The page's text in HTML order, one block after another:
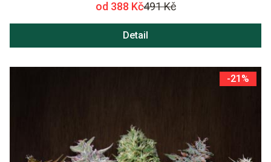
od 388 Kč491 Kč
Detail
-21%